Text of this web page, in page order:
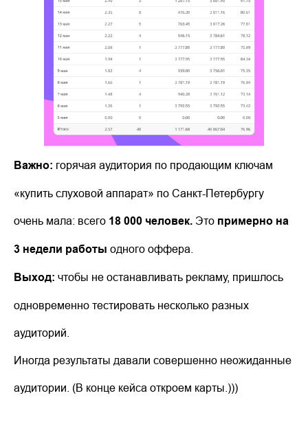
Важно: горячая аудитория по продающим ключам
«купить слуховой аппарат» по Санкт-Петербургу
очень мала: всего 18 000 человек. Это примерно на
3 недели работы одного оффера.
Выход: чтобы не останавливать рекламу, пришлось
одновременно тестировать несколько разных
аудиторий.
Иногда результаты давали совершенно неожиданные
аудитории. (В конце кейса откроем карты.)))